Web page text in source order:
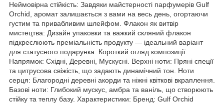
Неймовірна стійкість: Завдяки майстерності парфумерів Gulf
Orchid, аромат залишається з вами на весь день, огортаючи
густим та привабливим шлейфом. Флакон як витвір
мистецтва: Дизайн упаковки та важкий скляний флакон
підкреслюють преміальність продукту — ідеальний варіант
для статусного подарунка. Короткий огляд композиції:
Напрямок: Східні, Деревні, Мускусні. Верхні ноти: Пряні спеції
та цитрусова свіжість, що задають динамічний тон. Ноти
серця: Благородні деревні акорди та ніжні квіткові вкраплення.
Базові ноти: Глибокий мускус, амбра та ваніль, що створюють
стійку та теплу базу. Характеристики: Бренд: Gulf Orchid